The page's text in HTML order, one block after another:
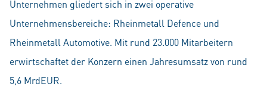
Unternehmen gliedert sich in zwei operative
Unternehmensbereiche: Rheinmetall Defence und
Rheinmetall Automotive. Mit rund 23.000 Mitarbeitern
erwirtschaftet der Konzern einen Jahresumsatz von rund
5,6 MrdEUR.